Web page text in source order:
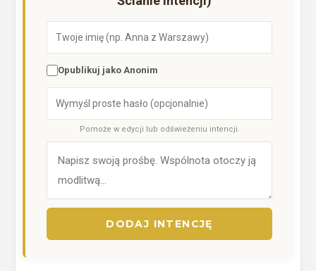
Opublikuj jako Anonim
Pomoże w edycji lub odświeżeniu intencji.
DODAJ INTENCJĘ